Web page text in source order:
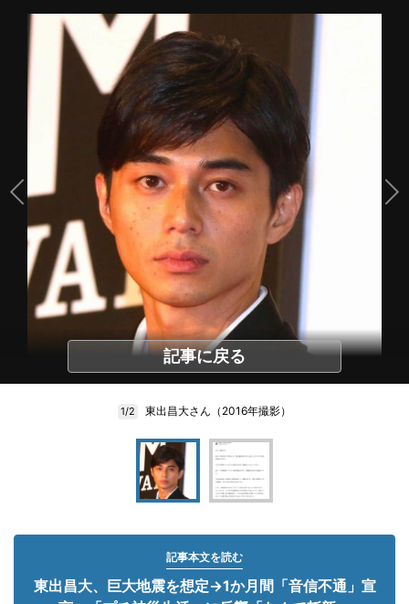
記事に戻る
1/2 東出昌大さん（2016年撮影）
記事本文を読む
東出昌大、巨大地震を想定→1か月間「音信不通」宣